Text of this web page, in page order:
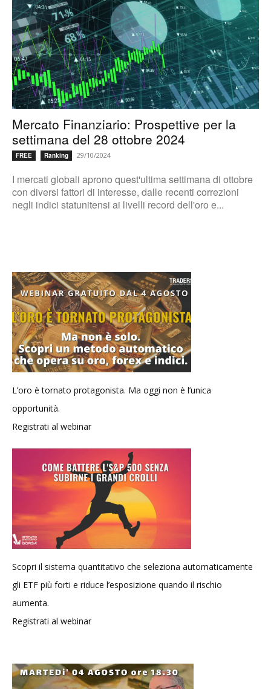
Mercato Finanziario: Prospettive per la
settimana del 28 ottobre 2024
FREE Ranking 29/10/2024
I mercati globali aprono quest'ultima settimana di ottobre
con diversi fattori di interesse, dalle recenti correzioni
negli indici statunitensi ai livelli record dell'oro e...
L’oro è tornato protagonista. Ma oggi non è l’unica
opportunità.
Registrati al webinar
Scopri il sistema quantitativo che seleziona automaticamente
gli ETF più forti e riduce l’esposizione quando il rischio
aumenta.
Registrati al webinar